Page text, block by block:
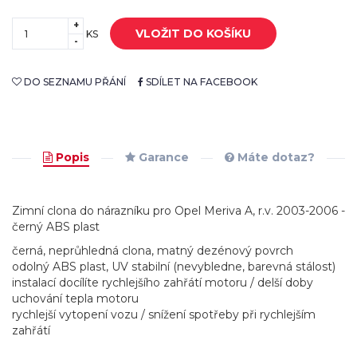
+
-
KS VLOŽIT DO KOŠÍKU
DO SEZNAMU PŘÁNÍ SDÍLET NA FACEBOOK
Popis Garance Máte dotaz?
Zimní clona do nárazníku pro Opel Meriva A, r.v. 2003-2006 -
černý ABS plast
černá, neprůhledná clona, matný dezénový povrch
odolný ABS plast, UV stabilní (nevybledne, barevná stálost)
instalací docílíte rychlejšího zahřátí motoru / delší doby
uchování tepla motoru
rychlejší vytopení vozu / snížení spotřeby při rychlejším
zahřátí